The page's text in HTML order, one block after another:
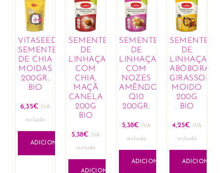
VITASEEDS
SEMENTES
DE CHIA
MOIDAS
200GR.
BIO
6,35€ IVA
incluido
ADICIONAR
SEMENTES
DE
LINHAÇA
COM
CHIA,
MAÇÃ
CANELA
200G
BIO
5,38€ IVA
incluido
ADICIONAR
SEMENTES
DE
LINHAÇA
COM
NOZES
AMÊNDOAS
Q10
200GR.
5,38€ IVA
incluido
ADICIONAR
SEMENTES
DE
LINHAÇA
ABÓBORA
GIRASSOL
MOIDO
200G
BIO
4,25€ IVA
incluido
ADICIONAR